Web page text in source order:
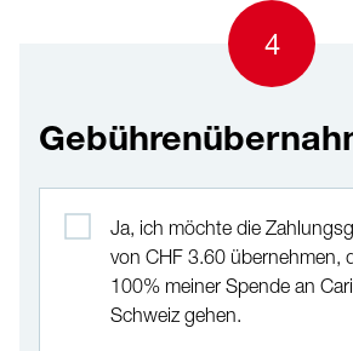
4
Ja, ich möchte die
von CHF 3.60 übernehmen,
100% meiner Spende an
Schweiz gehen.